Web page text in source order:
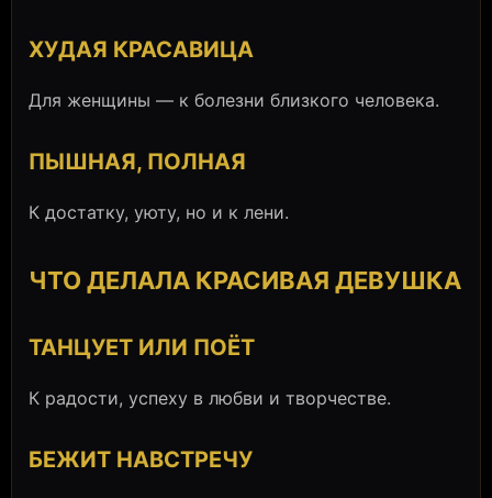
ХУДАЯ КРАСАВИЦА
Для женщины — к болезни близкого человека.
ПЫШНАЯ, ПОЛНАЯ
К достатку, уюту, но и к лени.
ЧТО ДЕЛАЛА КРАСИВАЯ ДЕВУШКА
ТАНЦУЕТ ИЛИ ПОЁТ
К радости, успеху в любви и творчестве.
БЕЖИТ НАВСТРЕЧУ